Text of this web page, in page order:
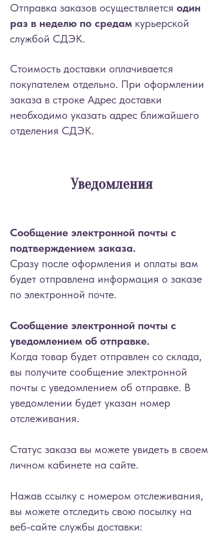
Отправка заказов осуществляется один
раз в неделю по средам курьерской
службой СДЭК.
Стоимость доставки оплачивается
покупателем отдельно. При оформлении
заказа в строке Адрес доставки
необходимо указать адрес ближайшего
отделения СДЭК.
Уведомления
Сообщение электронной почты с
подтверждением заказа.
Сразу после оформления и оплаты вам
будет отправлена информация о заказе
по электронной почте.
Сообщение электронной почты с
уведомлением об отправке.
Когда товар будет отправлен со склада,
вы получите сообщение электронной
почты с уведомлением об отправке. В
уведомлении будет указан номер
отслеживания.
Статус заказа вы можете увидеть в своем
личном кабинете на сайте.
Нажав ссылку с номером отслеживания,
вы можете отследить свою посылку на
веб-сайте службы доставки: